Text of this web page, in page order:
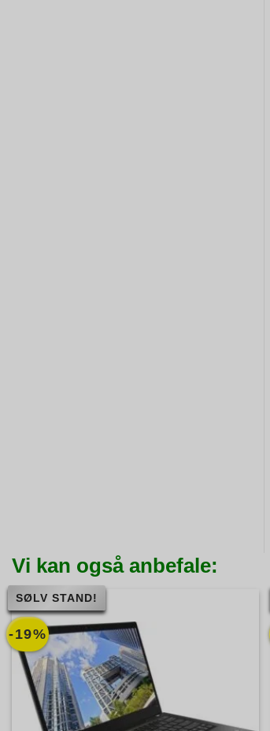
Vi kan også anbefale:
-19%
SØLV STAND!